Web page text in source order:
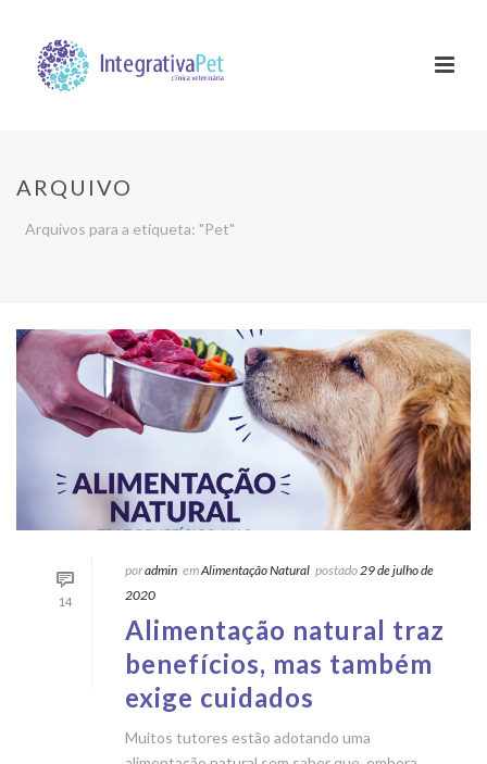
ARQUIVO
Arquivos para a etiqueta: "Pet"
14
poradmin emAlimentação Natural postado 29 de julho de
2020
Alimentação natural traz
benefícios, mas também
exige cuidados
Muitos tutores estão adotando uma